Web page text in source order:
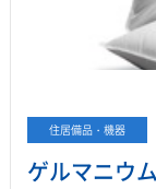
住居備品・機器
ゲルマニウ